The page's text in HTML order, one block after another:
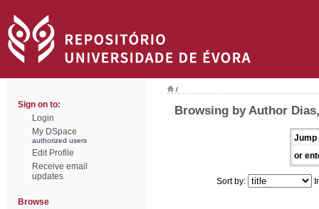
Sign on to:
Login
My DSpace
authorized users
Edit Profile
Receive email
updates
Browse
/
Browsing by Author
Jump
or
Sort by: